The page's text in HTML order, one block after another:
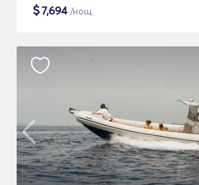
$7,694/нощ